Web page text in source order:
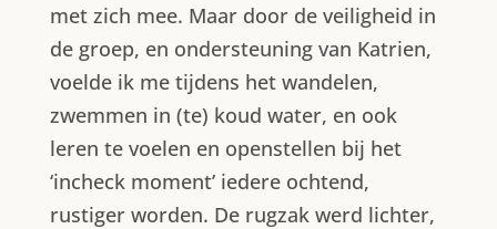
met zich mee. Maar door de veiligheid in
de groep, en ondersteuning van Katrien,
voelde ik me tijdens het wandelen,
zwemmen in (te) koud water, en ook
leren te voelen en openstellen bij het
‘incheck moment’ iedere ochtend,
rustiger worden. De rugzak werd lichter,